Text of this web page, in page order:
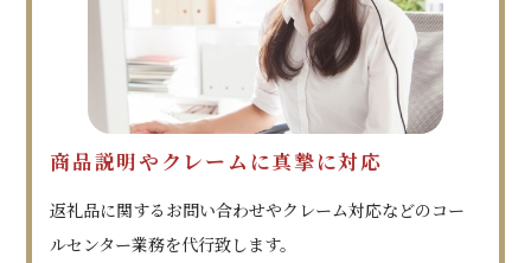
商品説明やクレームに真摯に対応
返礼品に関するお問い合わせやクレーム対応などのコー
ルセンター業務を代行致します。